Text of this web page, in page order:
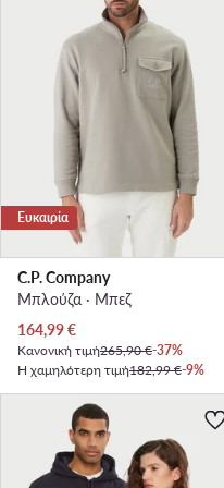
Ευκαιρία
C.P. Company
Μπλούζα · Μπεζ
Τρέχουσα τιμή
164,99€
Κανονική τιμή265,90 €-37%
Η χαμηλότερη τιμή182,99 €-9%